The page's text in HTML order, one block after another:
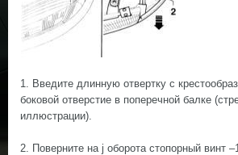
1. Введите длинную отвертку с
боковой отверстие в поперечной балке
иллюстрации).
2. Поверните на ј оборота стопорный винт